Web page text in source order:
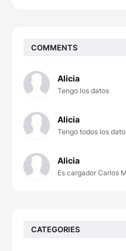
COMMENTS
Alicia
Tengo los datos
Alicia
Tengo todos los
Alicia
Es cargador Carlos
CATEGORIES